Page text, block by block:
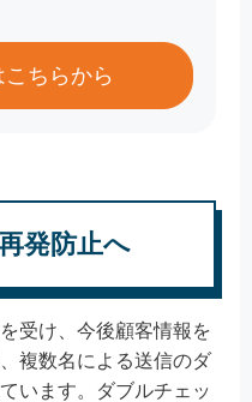
ちらから
発防止へ
受け、今後顧客情報を
複数名による送信のダ
います。ダブルチェッ